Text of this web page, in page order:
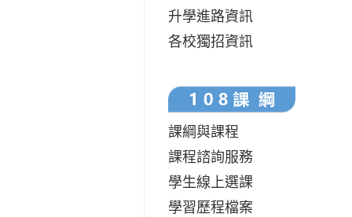
升學進路資訊
各校獨招資訊
課綱與課程
課程諮詢服務
學生線上選課
學習歷程檔案